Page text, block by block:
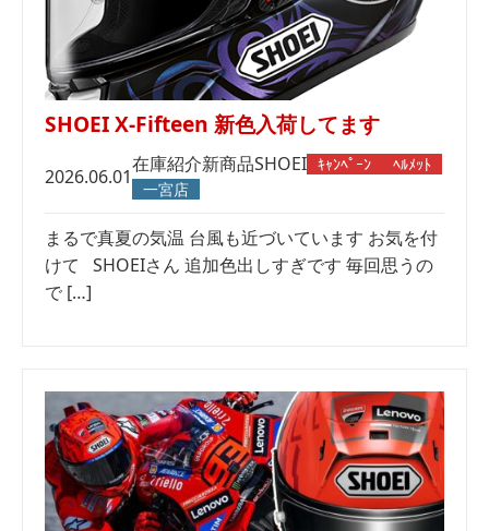
SHOEI X-Fifteen 新色入荷してます
2026.06.01
在庫紹介新商品SHOEI ｷｬﾝﾍﾟｰﾝ
ﾍﾙﾒｯﾄ
一宮店
まるで真夏の気温 台風も近づいています お気を付
けて SHOEIさん 追加色出しすぎです 毎回思うの
で […]